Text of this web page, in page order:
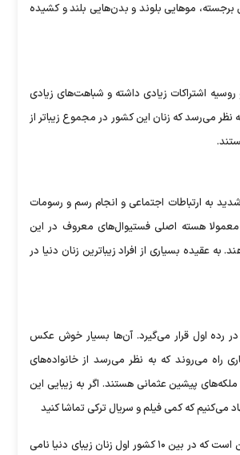
برجسته، مو‌هایی بلوند و بدن‌هایی بلند و کشیده
و روسیه اشتراکات زیادی داشته و شباهت‌های زیادی
نظر می‌رسد که زنان این کشور در مجموع زیباتر از
شدید به ارتباطات اجتماعی و انجام رسم و رسومات
هسته اصلی فستیوال‌های معروف در این
به عقیده بسیاری از افراد زیباترین زنان دنیا در
در رده اول قرار می‌گیرد. آن‌ها بسیار خوش عکس
راه می‌روند که به نظر می‌رسد از خانواده‌های
پیشین عثمانی هستند. اگر به زیبایی این
می‌کنیم که کمی فیلم و سریال ترکی تماشا کنید
اما نکته قابل توجه این است که در بین ۱۰ کشور اول زنان زیبای دنیا نامی